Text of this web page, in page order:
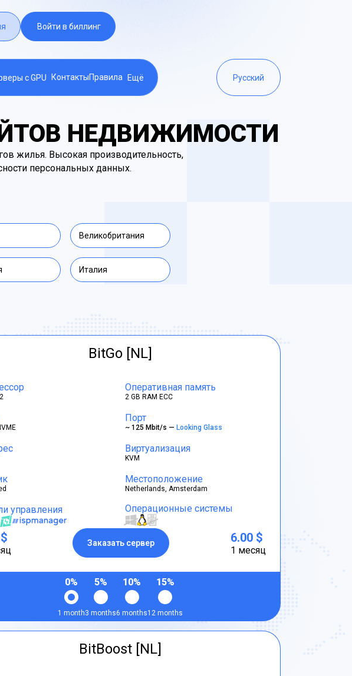
Войти в биллинг
с GPU КонтактыПравила Ещё Русский
НЕДВИЖИМОСТИ
жилья. Высокая производительность,
персональных данных.
Великобритания
Италия
BitGo [NL]
Оперативная память
2 GB RAM ECC
Порт
~ 125 Mbit/s —Looking Glass
Виртуализация
KVM
Местоположение
Netherlands, Amsterdam
управления Операционные системы
Заказать сервер 6.00 $
1 месяц
0%
1 month
5%
3 months
10%
6 months
15%
12 months
BitBoost [NL]